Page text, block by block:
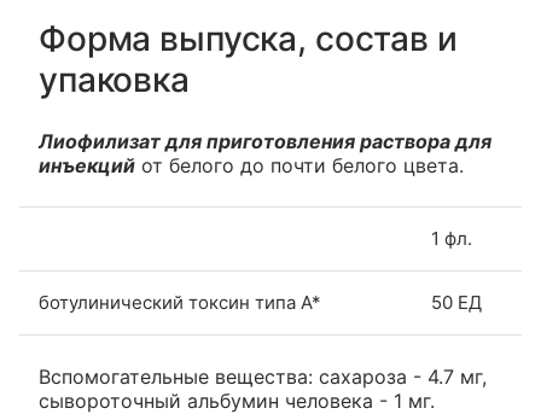
Форма выпуска, состав и
упаковка
Лиофилизат для приготовления раствора для
инъекций от белого до почти белого цвета.
1 фл.
ботулинический токсин типа A* 50 ЕД
Вспомогательные вещества: сахароза - 4.7 мг,
сывороточный альбумин человека - 1 мг.